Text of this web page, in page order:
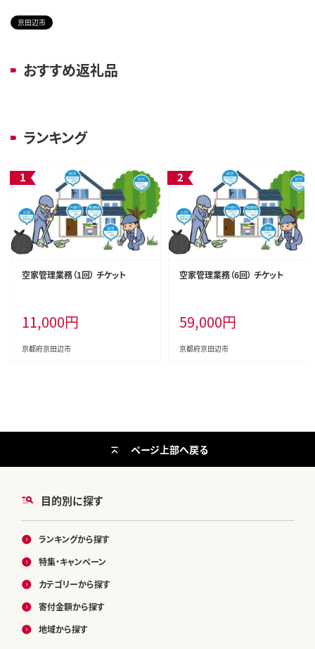
京田辺市
おすすめ返礼品
ランキング
空家管理業務（1回） チケット
11,000円
京都府京田辺市
空家管理業務（6回） チケット
59,000円
京都府京田辺市
目的別に探す
ランキングから探す
特集・キャンペーン
カテゴリーから探す
寄付金額から探す
地域から探す
ページ上部へ戻る